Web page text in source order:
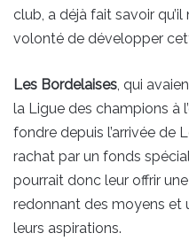
club, a déjà fait savoir qu’il
volonté de développer
Les Bordelaises, qui
la Ligue des champions à
fondre depuis l’arrivée de
rachat par un fonds
pourrait donc leur offrir
redonnant des moyens et
leurs aspirations.